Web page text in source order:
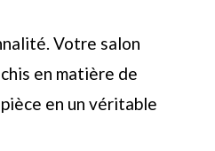
Votre salon
en matière de
en un véritable